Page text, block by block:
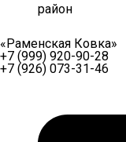
район
«Раменская Ковка»
+7 (999) 920-90-28
+7 (926) 073-31-46